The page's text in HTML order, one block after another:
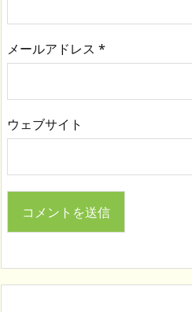
メールアドレス *
ウェブサイト